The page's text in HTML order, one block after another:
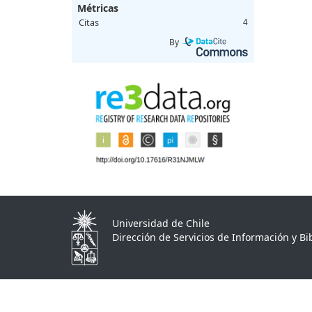
Métricas
Citas 4
By
Universidad de Chile
Dirección de Servicios de Información y